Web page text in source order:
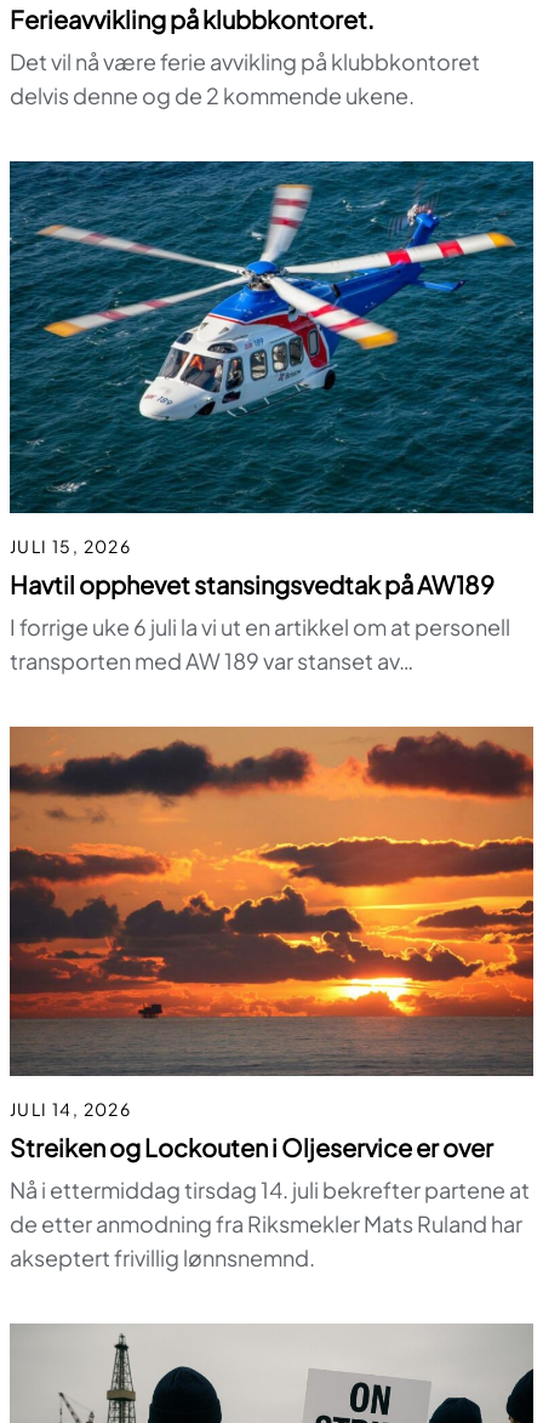
Ferieavvikling på klubbkontoret.
Det vil nå være ferie avvikling på klubbkontoret
delvis denne og de 2 kommende ukene.
JULI 15, 2026
Havtil opphevet stansingsvedtak på AW189
I forrige uke 6 juli la vi ut en artikkel om at personell
transporten med AW 189 var stanset av…
JULI 14, 2026
Streiken og Lockouten i Oljeservice er over
Nå i ettermiddag tirsdag 14. juli bekrefter partene at
de etter anmodning fra Riksmekler Mats Ruland har
akseptert frivillig lønnsnemnd.